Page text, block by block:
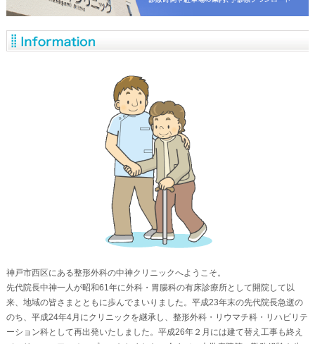
神戸市西区にある整形外科の中神クリニックへようこそ。
先代院長中神一人が昭和61年に外科・胃腸科の有床診療所として開院して以
来、地域の皆さまとともに歩んでまいりました。平成23年末の先代院長急逝の
のち、平成24年4月にクリニックを継承し、整形外科・リウマチ科・リハビリテ
ーション科として再出発いたしました。平成26年２月には建て替え工事も終え